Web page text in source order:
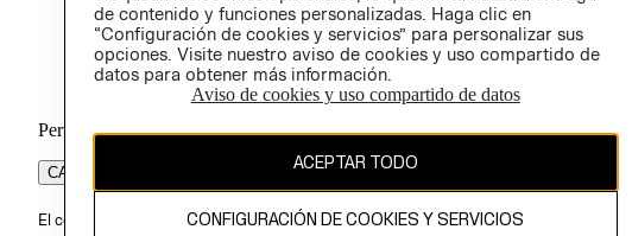
Perú (S/)
CAMBIAR REGIÓN
El contenido de esta página web está protegido por copyright y es propiedad de H&M
de contenido y funciones personalizadas. Haga clic en
“Configuración de cookies y servicios” para personalizar sus
opciones. Visite nuestro aviso de cookies y uso compartido de
datos para obtener más información.
Aviso de cookies y uso compartido de datos
ACEPTAR TODO
CONFIGURACIÓN DE COOKIES Y SERVICIOS